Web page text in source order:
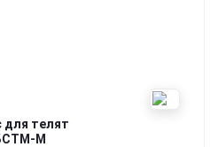
для телят
М